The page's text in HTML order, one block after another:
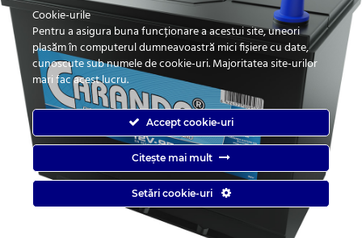
SC. CARANDA BATERII SRL. | SR EN ISO 9001:2015, SR EN ISO 14001:2015, SR
ISO 45001:2018 |
ANPC
| Prelucrarea datelor cu caracter personal | Politica de confidentialitate
Caranda.ro este un magazin online cu baterii pentru automobile, camioane,
autobuze, vagoane, motociclete, tractiune, stationare si aplicatii industriale.
Web Design byEnd Soft Design
Cookie-urile
Pentru a asigura buna funcționare a acestui site, uneori
plasăm în computerul dumneavoastră mici fișiere cu date,
cunoscute sub numele de cookie-uri. Majoritatea site-urilor
mari fac acest lucru.
Accept cookie-uri
Citește mai mult
Setări cookie-uri